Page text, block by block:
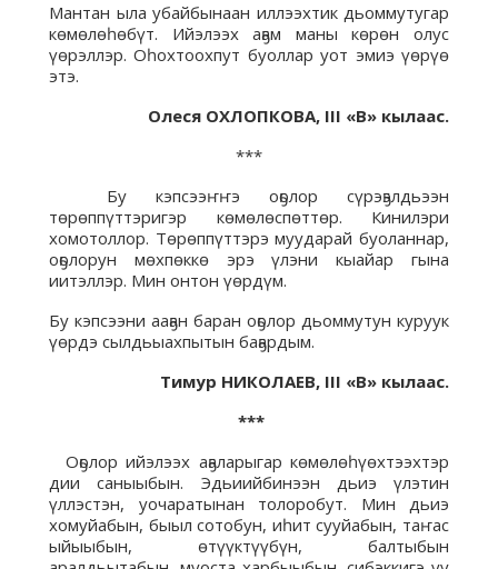
Мантан ыла убайбынаан иллээхтик дьоммутугар
көмөлөһөбүт. Ийэлээх аҕам маны көрөн олус
үөрэллэр. Оһохтоохпут буоллар уот эмиэ үөрүө
этэ.
Олеся ОХЛОПКОВА, III «В» кылаас.
***
Бу кэпсээҥҥэ оҕолор сүрэҕэлдьээн
төрөппүттэригэр көмөлөспөттөр. Кинилэри
хомотоллор. Төрөппүттэрэ муударай буоланнар,
оҕолорун мөхпөккө эрэ үлэни кыайар гына
иитэллэр. Мин онтон үөрдүм.
Бу кэпсээни ааҕан баран оҕолор дьоммутун куруук
үөрдэ сылдьыахпытын баҕардым.
Тимур НИКОЛАЕВ, III «В» кылаас.
***
Оҕолор ийэлээх аҕаларыгар көмөлөһүөхтээхтэр
дии саныыбын. Эдьиийбинээн дьиэ үлэтин
үллэстэн, уочаратынан толоробут. Мин дьиэ
хомуйабын, быыл сотобун, иһит сууйабын, таҥас
ыйыыбын, өтүүктүүбүн, балтыбын